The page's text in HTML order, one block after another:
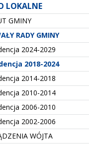
LOKALNE
GMINY
RADY GMINY
2024-2029
2018-2024
2014-2018
2010-2014
2006-2010
2002-2006
WÓJTA